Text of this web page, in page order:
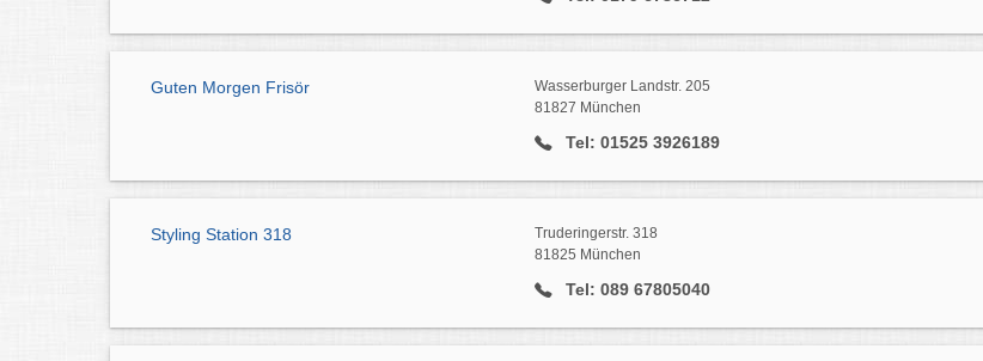
Guten Morgen Frisör
Wasserburger Landstr. 205
81827 München
Tel: 01525 3926189
Styling Station 318
Truderingerstr. 318
81825 München
Tel: 089 67805040